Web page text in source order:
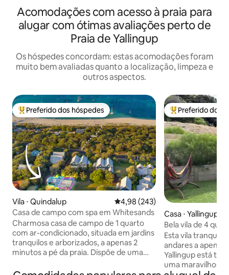
Acomodações com acesso à praia para
alugar com ótimas avaliações perto de
Praia de Yallingup
Os hóspedes concordam: estas acomodações foram
muito bem avaliadas quanto a localização, limpeza e
outros aspectos.
Entre os melhores preferidos dos hóspedes
Preferido dos hóspedes
Vila ⋅ Quindalup 4,98 de uma avaliação média de
4,98 (243)
Casa de campo com spa em Whitesands
Charmosa casa de campo de 1 quarto
com ar-condicionado, situada em jardins
tranquilos e arborizados, a apenas 2
minutos a pé da praia. Dispõe de uma
qualidade de hotel, banheiro espaçoso
Entre os
Preferido dos
Casa ⋅ Yallingup
Bela vila de 4
Yallingup
Esta vila tranquila
andares a apenas
Yallingup está
uma maravilhosa